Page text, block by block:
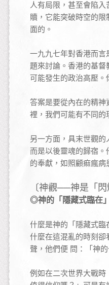
人有局限，甚至會陷
贖，它能突破時空的
面的。
一九九七年對香港而
題來討論。香港的基
可能發生的政治高壓
答案是要從內在的精
裡，我們可能有不同
另一方面，具末世觀
而是以後靈魂的歸宿
的奉獻，如照顧痲瘋
〔神觀──神是「
◎神的「隱藏式臨在
什麼是神的「隱藏式臨
什麼在這混亂的時刻
聲，他們便 問：「神
例如在二次世界大戰